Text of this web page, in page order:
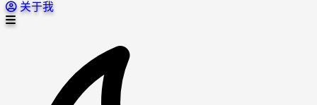
关于我